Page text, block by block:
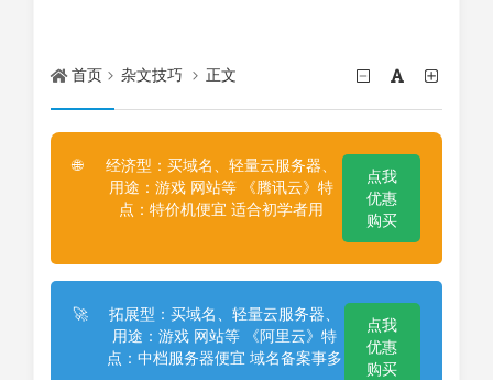
首页 杂文技巧 正文
🌐
经济型：买域名、轻量云服务器、
用途：游戏 网站等 《腾讯云》特
点：特价机便宜 适合初学者用
点我
优惠
购买
🚀
拓展型：买域名、轻量云服务器、
用途：游戏 网站等 《阿里云》特
点：中档服务器便宜 域名备案事多
点我
优惠
购买